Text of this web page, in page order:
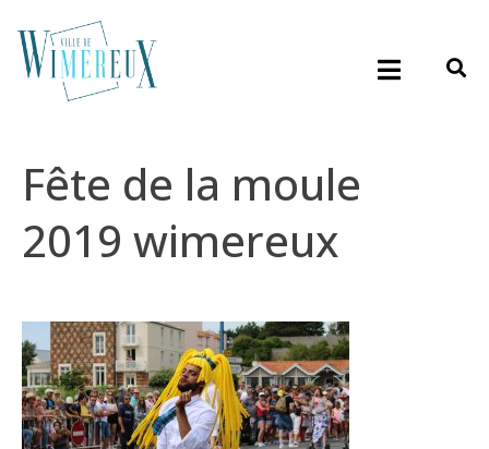
Fête de la moule
2019 wimereux